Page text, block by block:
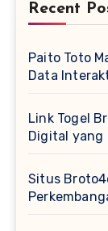
Recent
Paito Toto
Data
Link Togel
Digital yang
Situs